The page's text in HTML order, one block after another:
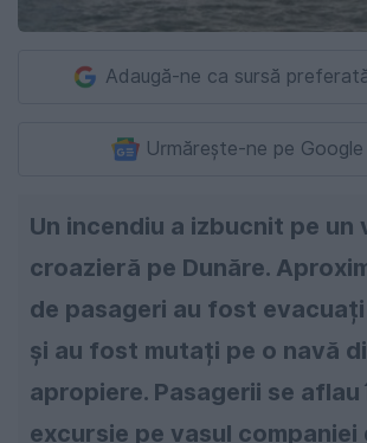
Adaugă-ne ca sursă
Urmărește-ne pe
Un incendiu a izbucnit pe un
croazieră pe Dunăre.
de pasageri au fost
și au fost mutați pe o navă
apropiere. Pasagerii se
excursie pe vasul companiei